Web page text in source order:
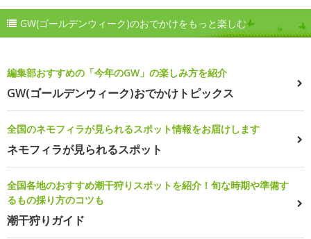
GW(ゴールデンウィーク)のおでかけをもっと楽しむ
編集部おすすめの「今年のGW」の楽しみ方を紹介
GW(ゴールデンウィーク)おでかけトピックス
全国のネモフィラが見られるスポット情報をお届けします
ネモフィラが見られるスポット
全国各地のおすすめ潮干狩りスポットを紹介！旬な時期や準備す
るもの採り方のコツも
潮干狩りガイド